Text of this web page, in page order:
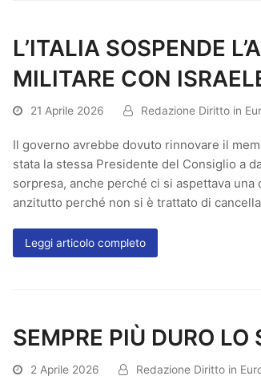
L’ITALIA SOSPENDE
MILITARE CON
21 Aprile 2026 Redazione Diritto in
Il governo avrebbe dovuto rinnovare il
stata la stessa Presidente del Consiglio a
sorpresa, anche perché ci si aspettava
anzitutto perché non si è trattato di
Leggi articolo completo
SEMPRE PIÙ DURO
2 Aprile 2026 Redazione Diritto in